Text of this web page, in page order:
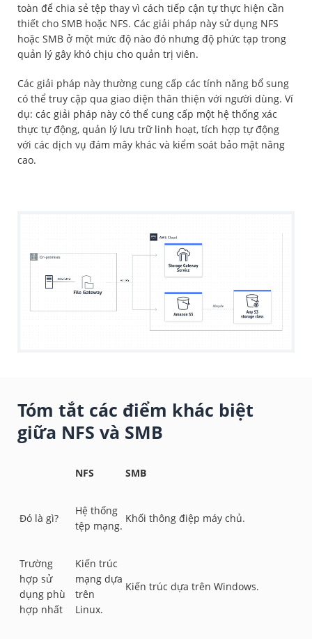
toàn để chia sẻ tệp thay vì cách tiếp cận tự thực hiện cần
thiết cho SMB hoặc NFS. Các giải pháp này sử dụng NFS
hoặc SMB ở một mức độ nào đó nhưng độ phức tạp trong
quản lý gây khó chịu cho quản trị viên.
Các giải pháp này thường cung cấp các tính năng bổ sung
có thể truy cập qua giao diện thân thiện với người dùng. Ví
dụ: các giải pháp này có thể cung cấp một hệ thống xác
thực tự động, quản lý lưu trữ linh hoạt, tích hợp tự động
với các dịch vụ đám mây khác và kiểm soát bảo mật nâng
cao.
Tóm tắt các điểm khác biệt
giữa NFS và SMB
NFS SMB
Đó là gì?
Hệ thống
tệp mạng.
Khối thông điệp máy chủ.
Trường
hợp sử
dụng phù
hợp nhất
Kiến trúc
mạng dựa
trên
Linux.
Kiến trúc dựa trên Windows.